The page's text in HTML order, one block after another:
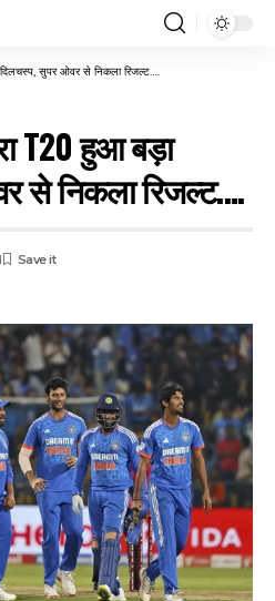
सुपर ओवर से निकला रिजल्ट….
T20 हुआ बड़ा
से निकला रिजल्ट….